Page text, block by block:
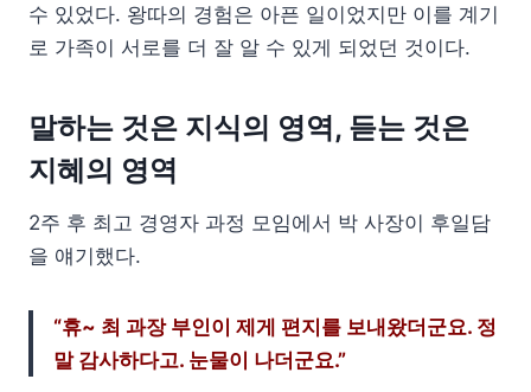
수 있었다. 왕따의 경험은 아픈 일이었지만 이를 계기
로 가족이 서로를 더 잘 알 수 있게 되었던 것이다.
말하는 것은 지식의 영역, 듣는 것은
지혜의 영역
2주 후 최고 경영자 과정 모임에서 박 사장이 후일담
을 얘기했다.
“휴~ 최 과장 부인이 제게 편지를 보내왔더군요. 정
말 감사하다고. 눈물이 나더군요.”